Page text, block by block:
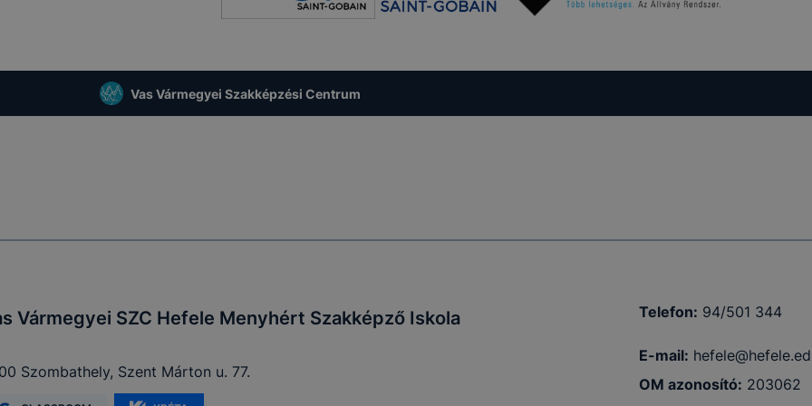
Vas Vármegyei Szakképzési Centrum
Vármegyei SZC Hefele Menyhért Szakképző Iskola
Szombathely, Szent Márton u. 77.
Telefon: 94/501 344
E-mail:
OM azonosító: 203062